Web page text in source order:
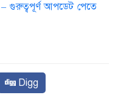
গুরুত্বপূর্ণ আপডেট পেতে
Digg